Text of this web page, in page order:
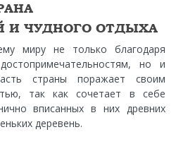
И ЧУДНОГО ОТДЫХА
миру не только благодаря
но и
страны поражает своим
так как сочетает в себе
вписанных в них древних
деревень.